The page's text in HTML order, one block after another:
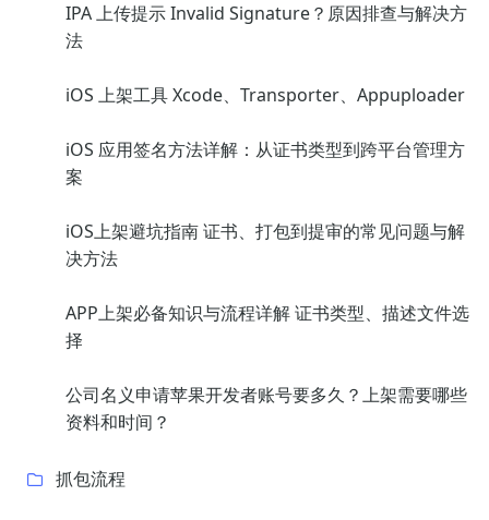
IPA 上传提示 Invalid Signature？原因排查与解决方
法
iOS 上架工具 Xcode、Transporter、Appuploader
iOS 应用签名方法详解：从证书类型到跨平台管理方
案
iOS上架避坑指南 证书、打包到提审的常见问题与解
决方法
APP上架必备知识与流程详解 证书类型、描述文件选
择
公司名义申请苹果开发者账号要多久？上架需要哪些
资料和时间？
抓包流程